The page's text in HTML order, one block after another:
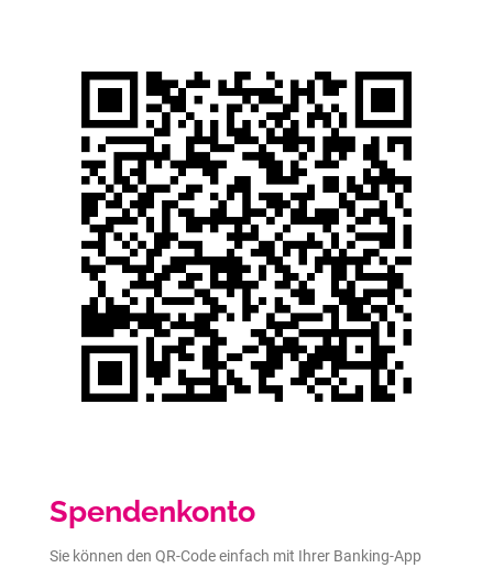
Spendenkonto
Sie können den QR-Code einfach mit Ihrer Banking-App